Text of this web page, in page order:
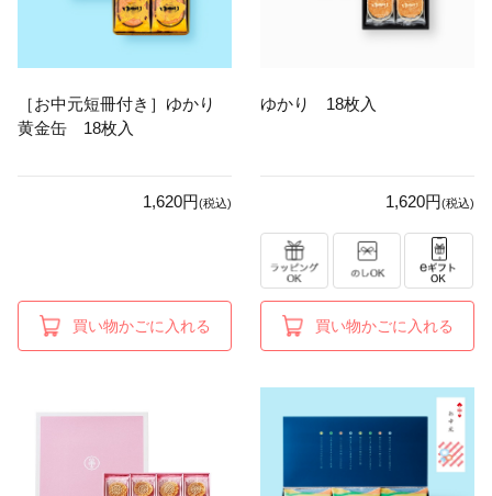
［お中元短冊付き］ゆかり
黄金缶 18枚入
1,620円(税込)
買い物かごに入れる
ゆかり 18枚入
1,620円(税込)
買い物かごに入れる